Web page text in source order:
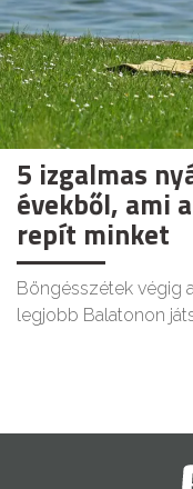
5 izgalmas
évekből, ami
repít minket
Böngésszétek végig
legjobb Balatonon